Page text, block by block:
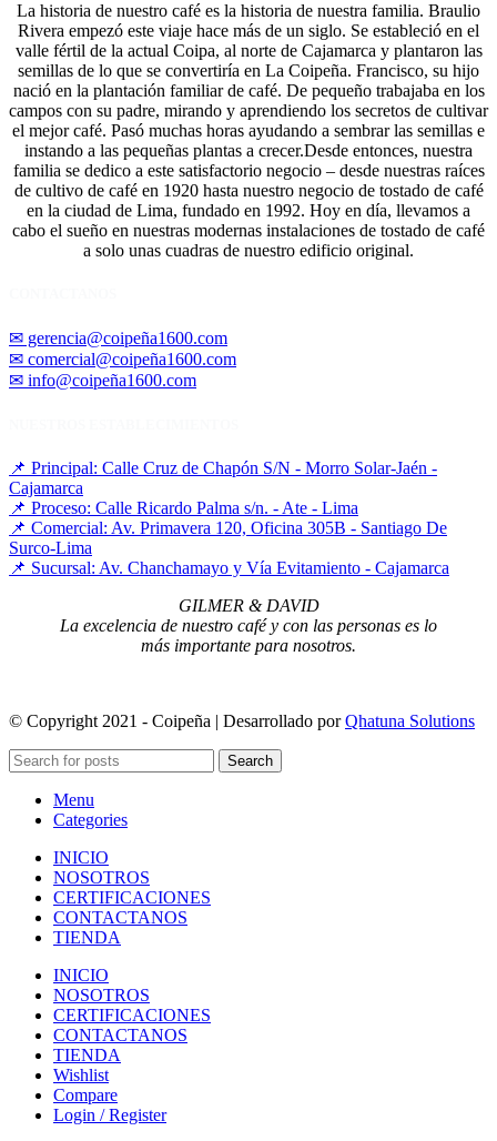
La historia de nuestro café es la historia de nuestra familia. Braulio
Rivera empezó este viaje hace más de un siglo. Se estableció en el
valle fértil de la actual Coipa, al norte de Cajamarca y plantaron las
semillas de lo que se convertiría en La Coipeña. Francisco, su hijo
nació en la plantación familiar de café. De pequeño trabajaba en los
campos con su padre, mirando y aprendiendo los secretos de cultivar
el mejor café. Pasó muchas horas ayudando a sembrar las semillas e
instando a las pequeñas plantas a crecer.Desde entonces, nuestra
familia se dedico a este satisfactorio negocio – desde nuestras raíces
de cultivo de café en 1920 hasta nuestro negocio de tostado de café
en la ciudad de Lima, fundado en 1992. Hoy en día, llevamos a
cabo el sueño en nuestras modernas instalaciones de tostado de café
a solo unas cuadras de nuestro edificio original.
✉ gerencia@coipeña1600.com
✉ comercial@coipeña1600.com
✉ info@coipeña1600.com
📌 Principal: Calle Cruz de Chapón S/N - Morro Solar-Jaén -
Cajamarca
📌 Proceso: Calle Ricardo Palma s/n. - Ate - Lima
📌 Comercial: Av. Primavera 120, Oficina 305B - Santiago De
Surco-Lima
📌 Sucursal: Av. Chanchamayo y Vía Evitamiento - Cajamarca
GILMER & DAVID
La excelencia de nuestro café y con las personas es lo
más importante para nosotros.
© Copyright 2021 - Coipeña | Desarrollado porQhatuna Solutions
Search
Menu
Categories
INICIO
NOSOTROS
CERTIFICACIONES
CONTACTANOS
TIENDA
INICIO
NOSOTROS
CERTIFICACIONES
CONTACTANOS
TIENDA
Wishlist
Compare
Login / Register